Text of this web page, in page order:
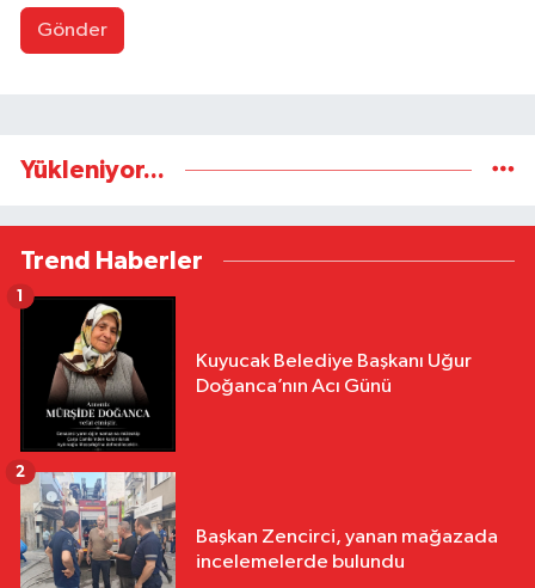
Gönder
Yükleniyor...
Trend Haberler
Kuyucak Belediye Başkanı Uğur
Doğanca’nın Acı Günü
1
Başkan Zencirci, yanan mağazada
incelemelerde bulundu
2